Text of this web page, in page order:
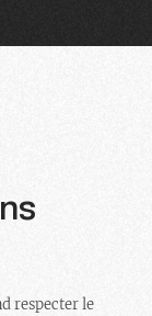
respecter le